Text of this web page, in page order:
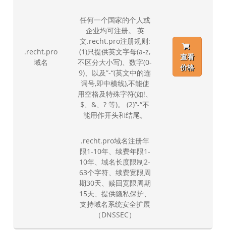
.recht.pro
域名
任何一个国家的个人或
企业均可注册。 英
文.recht.pro注册规则:
(1)只提供英文字母(a-z,
不区分大小写)、数字(0-
9)、以及”-“(英文中的连
词号,即中横线),不能使
用空格及特殊字符(如!、
$、&、? 等)。 (2)”-“不
能用作开头和结尾。
.recht.pro域名注册年
限1-10年、续费年限1-
10年、域名长度限制2-
63个字符、续费宽限周
期30天、赎回宽限周期
15天、提供隐私保护、
支持域名系统安全扩展
（DNSSEC）
查看
价格